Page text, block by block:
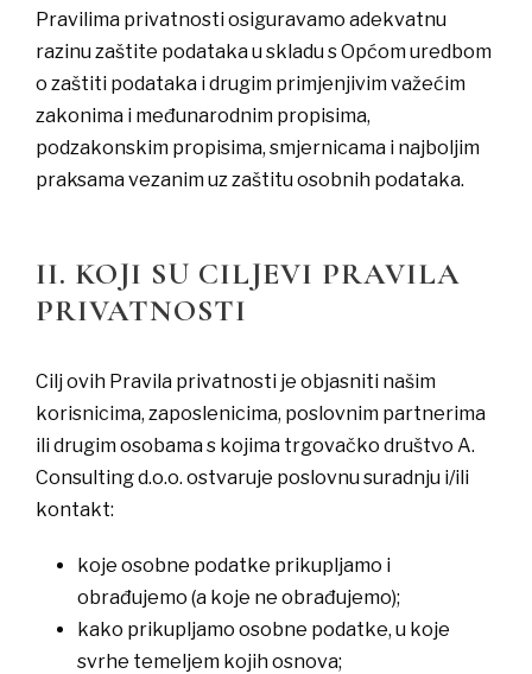
Pravilima privatnosti osiguravamo adekvatnu
razinu zaštite podataka u skladu s Općom uredbom
o zaštiti podataka i drugim primjenjivim važećim
zakonima i međunarodnim propisima,
podzakonskim propisima, smjernicama i najboljim
praksama vezanim uz zaštitu osobnih podataka.
II. KOJI SU CILJEVI PRAVILA
PRIVATNOSTI
Cilj ovih Pravila privatnosti je objasniti našim
korisnicima, zaposlenicima, poslovnim partnerima
ili drugim osobama s kojima trgovačko društvo A.
Consulting d.o.o. ostvaruje poslovnu suradnju i/ili
kontakt:
​koje osobne podatke prikupljamo i
obrađujemo (a koje ne obrađujemo);
​kako prikupljamo osobne podatke, u koje
svrhe temeljem kojih osnova;